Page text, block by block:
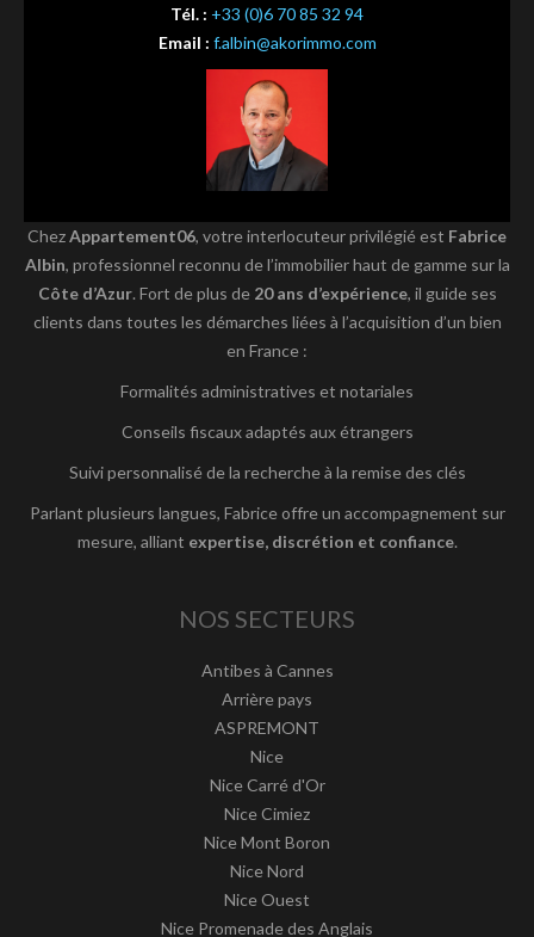
Tél. : +33 (0)6 70 85 32 94
Email : f.albin@akorimmo.com
ChezAppartement06, votre interlocuteur privilégié est Fabrice
Albin, professionnel reconnu de l’immobilier haut de gamme sur la
Côte d’Azur. Fort de plus de 20 ans d’expérience, il guide ses
clients dans toutes les démarches liées à l’acquisition d’un bien
en France :
Formalités administratives et notariales
Conseils fiscaux adaptés aux étrangers
Suivi personnalisé de la recherche à la remise des clés
Parlant plusieurs langues, Fabrice offre un accompagnement sur
mesure, alliant expertise, discrétion et confiance.
NOS SECTEURS
Antibes à Cannes
Arrière pays
ASPREMONT
Nice
Nice Carré d'Or
Nice Cimiez
Nice Mont Boron
Nice Nord
Nice Ouest
Nice Promenade des Anglais